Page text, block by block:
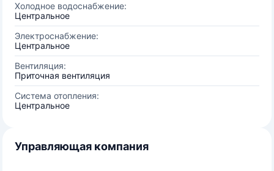
Холодное водоснабжение:
Центральное
Электроснабжение:
Центральное
Вентиляция:
Приточная вентиляция
Система отопления:
Центральное
Управляющая компания